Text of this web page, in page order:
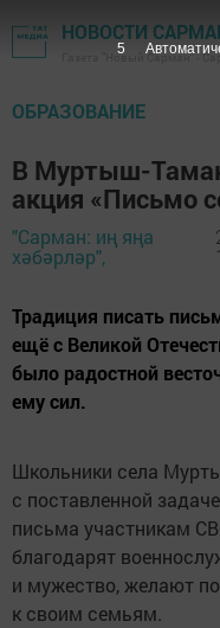
НОВОСТИ
Газета "Новый Сарман" -
ОБРАЗОВАНИЕ
В Муртыш-
акция «Письмо
"Сарман: иң яңа
хәбәрләр",
Традиция писать
ещё с Великой
было радостной
ему сил.
Школьники села
с поставленной
письма участникам
благодарят
и мужество, желают
к своим семьям.
4